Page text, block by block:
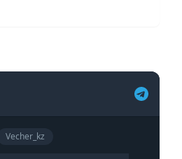
Vecher_kz